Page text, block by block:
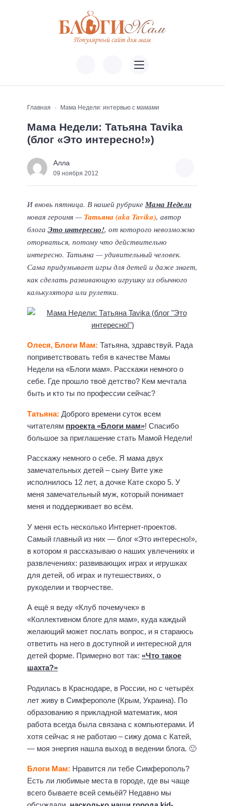
Главная Мама Недели: интервью с мамами
Мама Недели: Татьяна Tavika
(блог «Это интересно!»)
Алла
09 ноября 2012
И вновь пятница. В нашей рубрике Мама Недели
новая героиня — Татьяна (aka Tavika), автор
блога Это интересно!, от которого невозможно
оторваться, потому что действительно
интересно. Татьяна — удивительный человек.
Сама придумывает игры для детей и даже знает,
как сделать развивающую игрушку из обычного
калькулятора или рулетки.
Олеся, Блоги Мам: Татьяна, здравствуй. Рада
поприветствовать тебя в качестве Мамы
Недели на «Блоги мам». Расскажи немного о
себе. Где прошло твоё детство? Кем мечтала
быть и кто ты по профессии сейчас?
Татьяна: Доброго времени суток всем
читателям проекта «Блоги мам»! Спасибо
большое за приглашение стать Мамой Недели!
Расскажу немного о себе. Я мама двух
замечательных детей – сыну Вите уже
исполнилось 12 лет, а дочке Кате скоро 5. У
меня замечательный муж, который понимает
меня и поддерживает во всём.
У меня есть несколько Интернет-проектов.
Самый главный из них — блог «Это интересно!»,
в котором я рассказываю о наших увлечениях и
развлечениях: развивающих играх и игрушках
для детей, об играх и путешествиях, о
рукоделии и творчестве.
А ещё я веду «Клуб почемучек» в
«Коллективном блоге для мам», куда каждый
желающий может послать вопрос, и я стараюсь
ответить на него в доступной и интересной для
детей форме. Примерно вот так: «Что такое
шахта?»
Родилась в Краснодаре, в России, но с четырёх
лет живу в Симферополе (Крым, Украина). По
образованию я прикладной математик, моя
работа всегда была связана с компьютерами. И
хотя сейчас я не работаю – сижу дома с Катей,
— моя энергия нашла выход в ведении блога. 🙂
Блоги Мам: Нравится ли тебе Симферополь?
Есть ли любимые места в городе, где вы чаще
всего бываете всей семьёй? Недавно мы